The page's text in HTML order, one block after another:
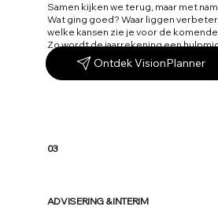
Samen kijken we terug, maar met
Wat ging goed? Waar liggen
welke kansen zie je voor de
Zo wordt de jaarrekening een
strategische keuzes te onderbouwen.
Ontdek VisionPlanner
03
ADVISERING & INTERIM